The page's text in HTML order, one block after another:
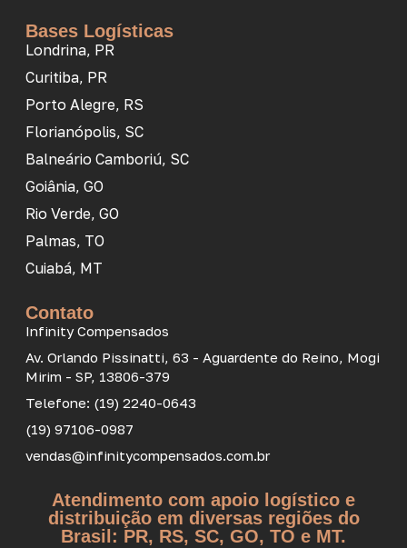
Bases Logísticas
Londrina, PR
Curitiba, PR
Porto Alegre, RS
Florianópolis, SC
Balneário Camboriú, SC
Goiânia, GO
Rio Verde, GO
Palmas, TO
Cuiabá, MT
Contato
Infinity Compensados
Av. Orlando Pissinatti, 63 - Aguardente do Reino, Mogi
Mirim - SP, 13806-379
Telefone: (19) 2240-0643
(19) 97106-0987
vendas@infinitycompensados.com.br
Atendimento com apoio logístico e
distribuição em diversas regiões do
Brasil: PR, RS, SC, GO, TO e MT.